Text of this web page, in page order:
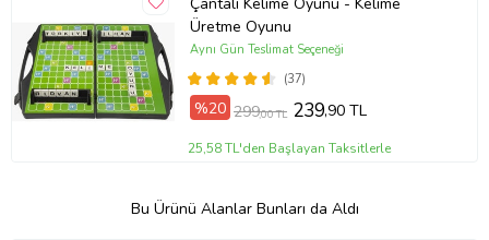
Üretme Oyunu
(37)
Aynı Gün Teslimat Seçeneği
%20 299,00 TL 239,90 TL
25,58 TL'den Başlayan Taksitlerle
Bu Ürünü Alanlar Bunları da Aldı